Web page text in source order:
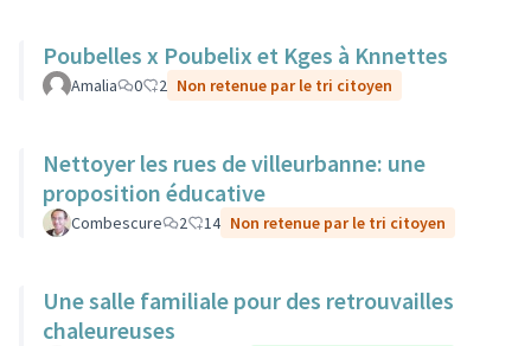
Poubelles x Poubelix et Kges à Knnettes
Amalia 0 2 Non retenue par le tri citoyen
Nettoyer les rues de villeurbanne: une
proposition éducative
Combescure 2 14 Non retenue par le tri citoyen
Une salle familiale pour des retrouvailles
chaleureuses